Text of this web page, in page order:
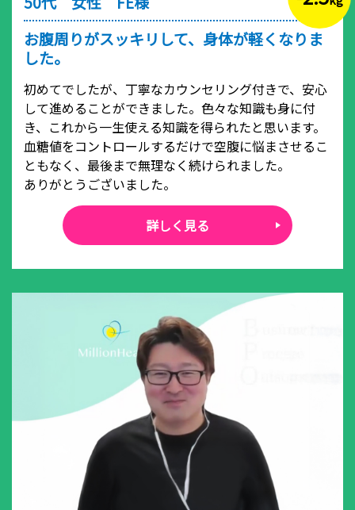
お腹周りがスッキリして、身体が軽くなりま
した。
初めてでしたが、丁寧なカウンセリング付きで、安心
して進めることができました。色々な知識も身に付
き、これから一生使える知識を得られたと思います。
血糖値をコントロールするだけで空腹に悩まさせるこ
ともなく、最後まで無理なく続けられました。
ありがとうございました。
詳しく見る